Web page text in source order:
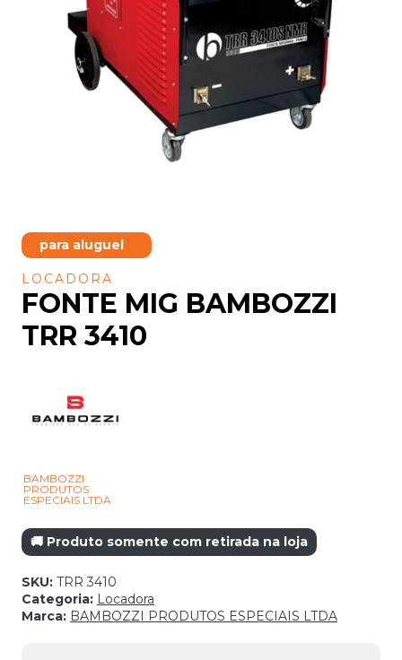
para aluguel
LOCADORA
FONTE MIG BAMBOZZI
TRR 3410
BAMBOZZI
PRODUTOS
ESPECIAIS LTDA
🚚 Produto somente com retirada na loja
SKU: TRR 3410
Categoria: Locadora
Marca: BAMBOZZI PRODUTOS ESPECIAIS LTDA